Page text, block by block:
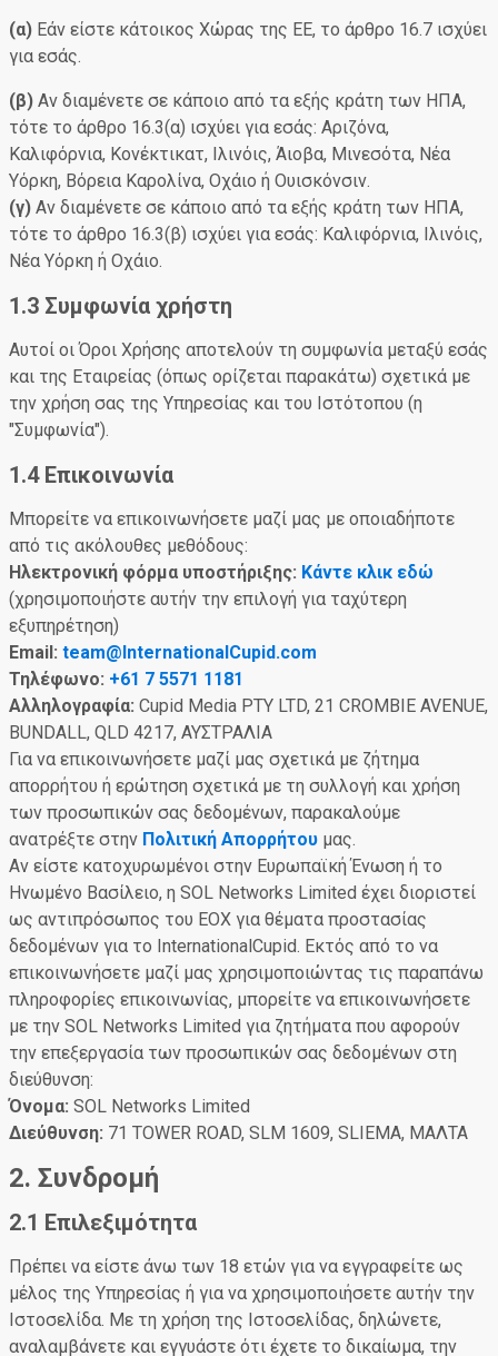
(α) Εάν είστε κάτοικος Χώρας της ΕΕ, το άρθρο 16.7 ισχύει
για εσάς.
(β) Αν διαμένετε σε κάποιο από τα εξής κράτη των ΗΠΑ,
τότε το άρθρο 16.3(α) ισχύει για εσάς: Αριζόνα,
Καλιφόρνια, Κονέκτικατ, Ιλινόις, Άιοβα, Μινεσότα, Νέα
Υόρκη, Βόρεια Καρολίνα, Οχάιο ή Ουισκόνσιν.
(γ) Αν διαμένετε σε κάποιο από τα εξής κράτη των ΗΠΑ,
τότε το άρθρο 16.3(β) ισχύει για εσάς: Καλιφόρνια, Ιλινόις,
Νέα Υόρκη ή Οχάιο.
1.3 Συμφωνία χρήστη
Αυτοί οι Όροι Χρήσης αποτελούν τη συμφωνία μεταξύ εσάς
και της Εταιρείας (όπως ορίζεται παρακάτω) σχετικά με
την χρήση σας της Υπηρεσίας και του Ιστότοπου (η
"Συμφωνία").
1.4 Επικοινωνία
Μπορείτε να επικοινωνήσετε μαζί μας με οποιαδήποτε
από τις ακόλουθες μεθόδους:
Ηλεκτρονική φόρμα υποστήριξης: Κάντε κλικ εδώ
(χρησιμοποιήστε αυτήν την επιλογή για ταχύτερη
εξυπηρέτηση)
Email: team@InternationalCupid.com
Τηλέφωνο: +61 7 5571 1181
Αλληλογραφία: Cupid Media PTY LTD, 21 CROMBIE AVENUE,
BUNDALL, QLD 4217, ΑΥΣΤΡΑΛΙΑ
Για να επικοινωνήσετε μαζί μας σχετικά με ζήτημα
απορρήτου ή ερώτηση σχετικά με τη συλλογή και χρήση
των προσωπικών σας δεδομένων, παρακαλούμε
ανατρέξτε στην Πολιτική Απορρήτου μας.
Αν είστε κατοχυρωμένοι στην Ευρωπαϊκή Ένωση ή το
Ηνωμένο Βασίλειο, η SOL Networks Limited έχει διοριστεί
ως αντιπρόσωπος του ΕΟΧ για θέματα προστασίας
δεδομένων για το InternationalCupid. Εκτός από το να
επικοινωνήσετε μαζί μας χρησιμοποιώντας τις παραπάνω
πληροφορίες επικοινωνίας, μπορείτε να επικοινωνήσετε
με την SOL Networks Limited για ζητήματα που αφορούν
την επεξεργασία των προσωπικών σας δεδομένων στη
διεύθυνση:
Όνομα: SOL Networks Limited
Διεύθυνση: 71 TOWER ROAD, SLM 1609, SLIEMA, ΜΑΛΤΑ
2. Συνδρομή
2.1 Επιλεξιμότητα
Πρέπει να είστε άνω των 18 ετών για να εγγραφείτε ως
μέλος της Υπηρεσίας ή για να χρησιμοποιήσετε αυτήν την
Ιστοσελίδα. Με τη χρήση της Ιστοσελίδας, δηλώνετε,
αναλαμβάνετε και εγγυάστε ότι έχετε το δικαίωμα, την